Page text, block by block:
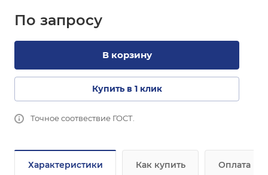
По запросу
В корзину
Купить в 1 клик
Точное соотвествие ГОСТ.
Характеристики Как купить Оплата